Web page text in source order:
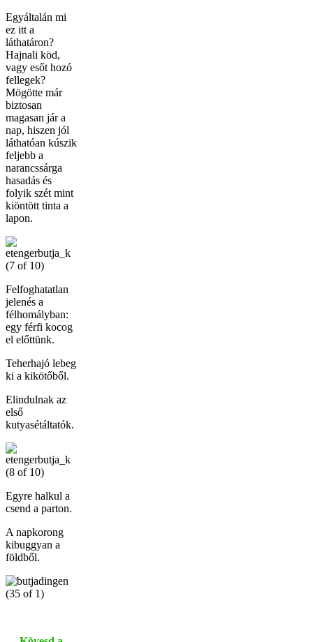
Egyáltalán mi
ez itt a
láthatáron?
Hajnali köd,
vagy esőt hozó
fellegek?
Mögötte már
biztosan
magasan jár a
nap, hiszen jól
láthatóan kúszik
feljebb a
narancssárga
hasadás és
folyik szét mint
kiöntött tinta a
lapon.
Felfoghatatlan
jelenés a
félhomályban:
egy férfi kocog
el előttünk.
Teherhajó lebeg
ki a kikötőből.
Elindulnak az
első
kutyasétáltatók.
Egyre halkul a
csend a parton.
A napkorong
kibuggyan a
földből.